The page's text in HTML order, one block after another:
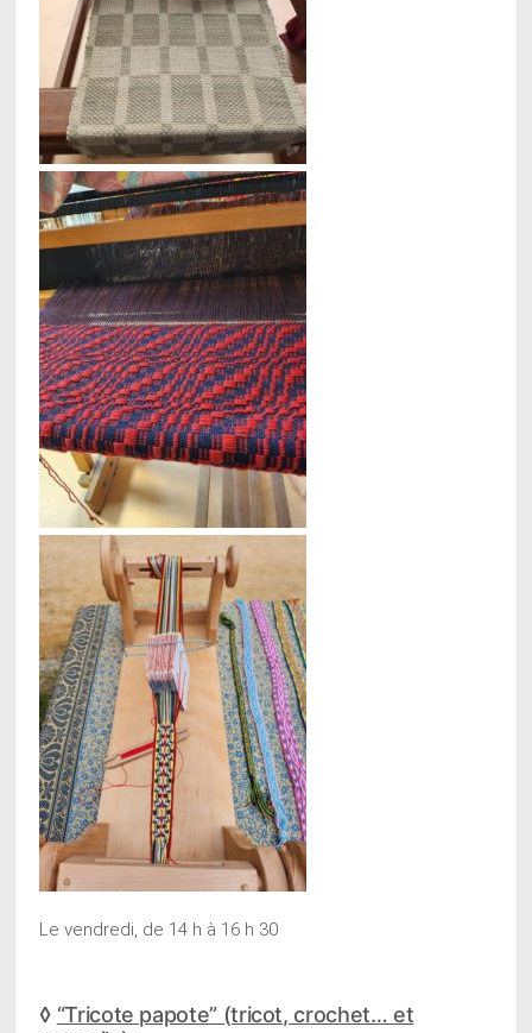
Le vendredi, de 14 h à 16 h 30
◊ “Tricote papote” (tricot, crochet… et